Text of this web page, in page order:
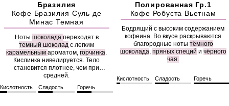
Бразилия
Кофе Бразилия Суль де
Минас Темная
Ноты шоколада переходят в
темный шоколад с легким
карамельным ароматом, горчинка.
Кислинка нивелируется. Тело
становится плотнее, чем при
средней.
Кислотность Сладость Горечь
Полированная Гр.1
Кофе Робуста Вьетнам
Бодрящий с высоким содержанием
кофеина. Во вкусе раскрываются
благородные ноты тёмного
шоколада, пряных специй и чёрного
чая.
Кислотность Сладость Горечь